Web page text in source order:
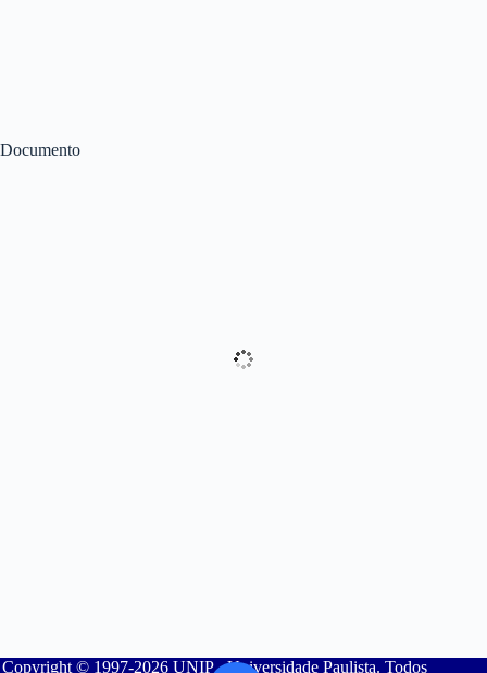
Documento
Copyright © 1997-2026 UNIP - Universidade Paulista. Todos